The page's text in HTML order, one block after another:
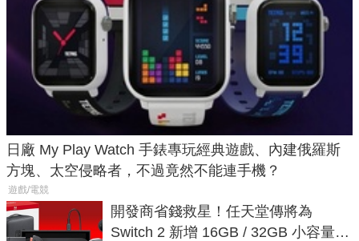
日廠 My Play Watch 手錶專玩經典遊戲、內建俄羅斯
方塊、太空侵略者，不過竟然不能連手機？
遊戲/電競
開發商省錢救星！任天堂傳將為
Switch 2 新增 16GB / 32GB 小容量遊